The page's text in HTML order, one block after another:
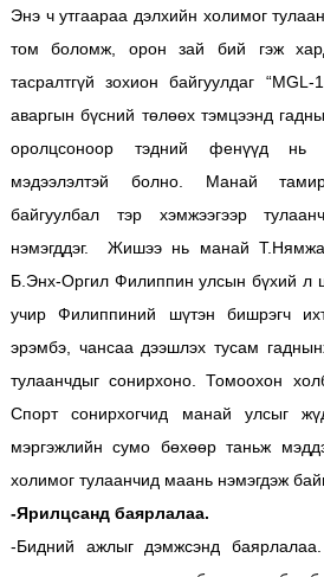
Энэ ч утгаараа дэлхийн холимог
том боломж, орон зай бий гэж
тасралтгүй зохион байгуулдаг
аваргын бүсний төлөөх тэмцээнд
оролцсоноор тэдний фенүүд нь
мэдээлэлтэй болно. Манай
байгуулбал тэр хэмжээгээр
нэмэгддэг. Жишээ нь манай
Б.Энх-Оргил Филиппин улсын бүхий л
учир Филиппиний шүтэн бишрэгч
эрэмбэ, чансаа дээшлэх тусам
тулаанчдыг сонирхоно. Томоохон
Спорт сонирхогчид манай улсыг
мэргэжлийн сумо бөхөөр таньж
холимог тулаанчид маань нэмэгдэж
-Ярилцсанд баярлалаа.
-Бидний ажлыг дэмжсэнд